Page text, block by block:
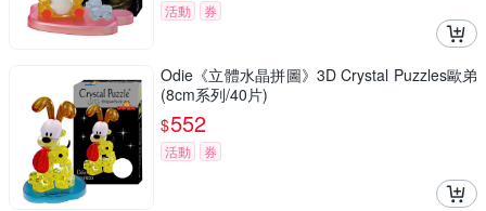
活動 券
Odie《立體水晶拼圖》3D Crystal Puzzles歐弟
(8cm系列/40片)
$552
活動 券